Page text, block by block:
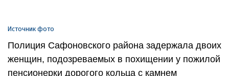
Источник фото
Полиция Сафоновского района задержала двоих
женщин, подозреваемых в похищении у пожилой
пенсионерки дорогого кольца с камнем